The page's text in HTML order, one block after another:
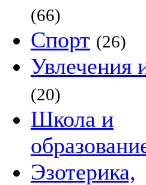
(66)
Спорт (26)
Увлечения
(20)
Школа и
Эзотерика,